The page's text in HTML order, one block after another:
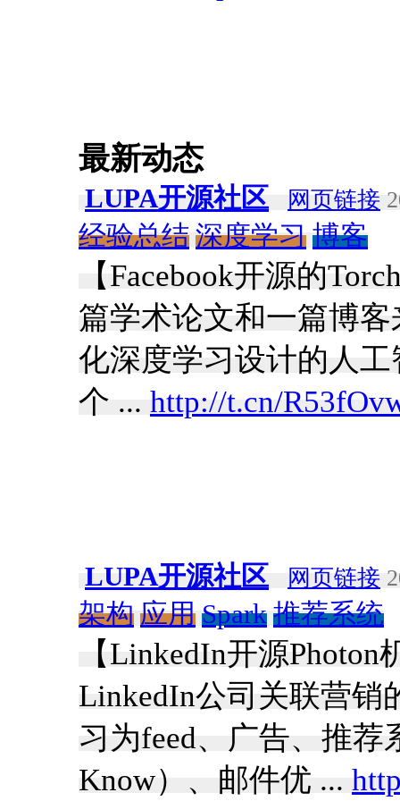
最新动态
LUPA开源社区 网页链接
经验总结 深度学习 博客
【Facebook开源的
篇学术论文和一篇博
化深度学习设计的人工
个 ... http://t.cn/
LUPA开源社区 网页链接
架构 应用 Spark 推荐系统
【LinkedIn开源
LinkedIn公司关联营销
习为feed、广告、推荐
Know）、邮件优 ...